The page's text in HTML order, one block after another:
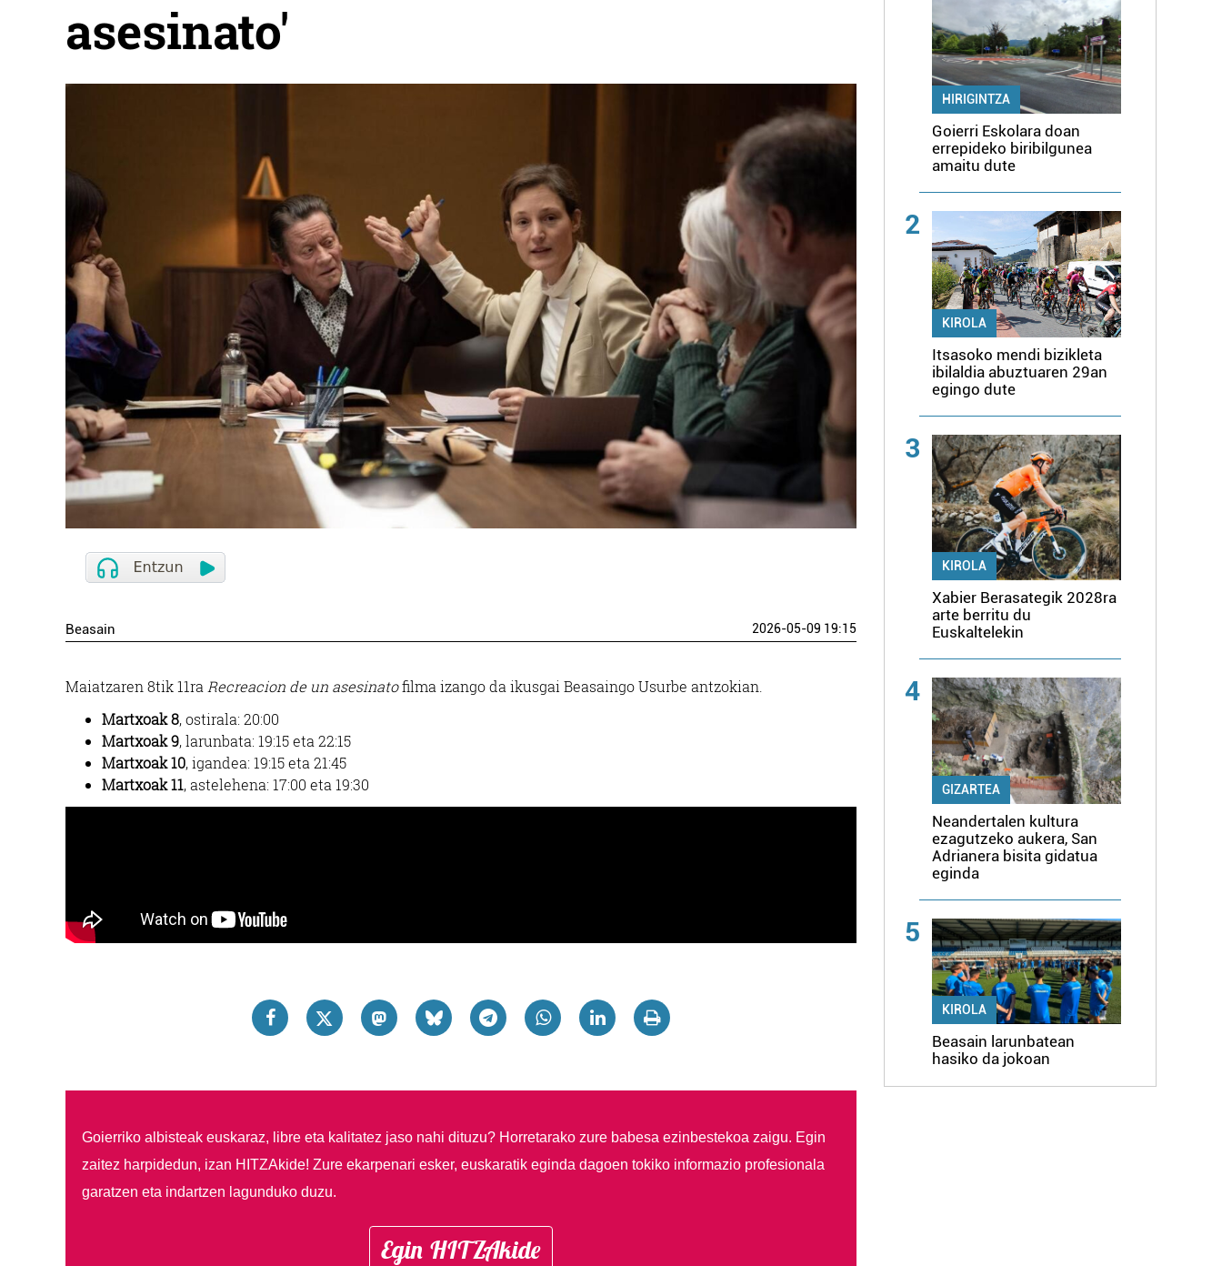
asesinato'
Beasain 2026-05-09 19:15
Maiatzaren 8tik 11raRecreacion de un asesinatofilma izango da ikusgai Beasaingo Usurbe antzokian.
Martxoak 8, ostirala: 20:00
Martxoak 9, larunbata: 19:15 eta 22:15
Martxoak 10, igandea: 19:15 eta 21:45
Martxoak 11, astelehena: 17:00 eta 19:30
Goierriko albisteak euskaraz, libre eta kalitatez jaso nahi dituzu? Horretarako zure babesa ezinbestekoa zaigu. Egin
zaitez harpidedun, izan HITZAkide! Zure ekarpenari esker, euskaratik eginda dagoen tokiko informazio profesionala
garatzen eta indartzen lagunduko duzu.
Egin HITZAkide
HIRIGINTZA
Goierri Eskolara doan
errepideko biribilgunea
amaitu dute
2
KIROLA
Itsasoko mendi bizikleta
ibilaldia abuztuaren 29an
egingo dute
3
KIROLA
Xabier Berasategik 2028ra
arte berritu du
Euskaltelekin
4
GIZARTEA
Neandertalen kultura
ezagutzeko aukera, San
Adrianera bisita gidatua
eginda
5
KIROLA
Beasain larunbatean
hasiko da jokoan